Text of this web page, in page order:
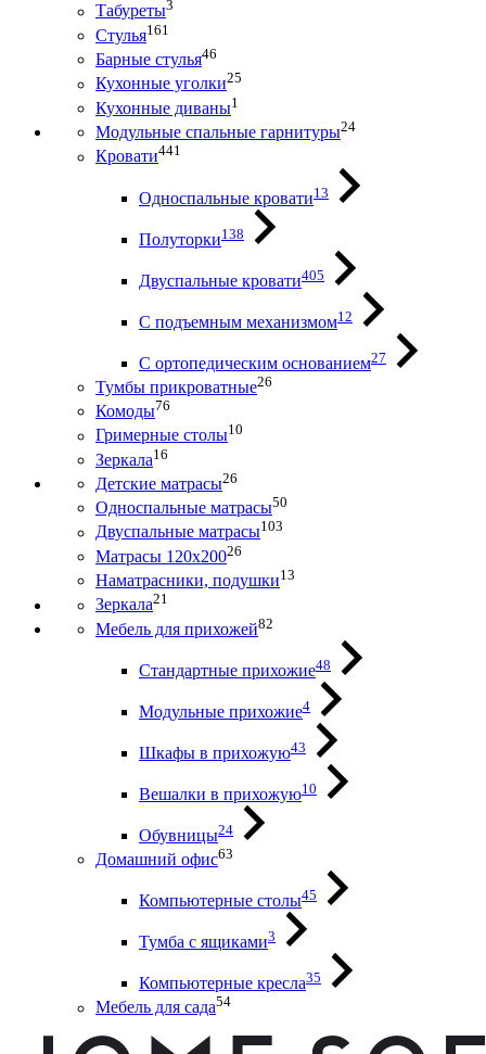
Табуреты3
Стулья161
Барные стулья46
Кухонные уголки25
Кухонные диваны1
Модульные спальные гарнитуры24
Кровати441
Односпальные кровати13
Полуторки138
Двуспальные кровати405
С подъемным механизмом12
С ортопедическим основанием27
Тумбы прикроватные26
Комоды76
Гримерные столы10
Зеркала16
Детские матрасы26
Односпальные матрасы50
Двуспальные матрасы103
Матрасы 120х20026
Наматрасники, подушки13
Зеркала21
Мебель для прихожей82
Стандартные прихожие48
Модульные прихожие4
Шкафы в прихожую43
Вешалки в прихожую10
Обувницы24
Домашний офис63
Компьютерные столы45
Тумба с ящиками3
Компьютерные кресла35
Мебель для сада54